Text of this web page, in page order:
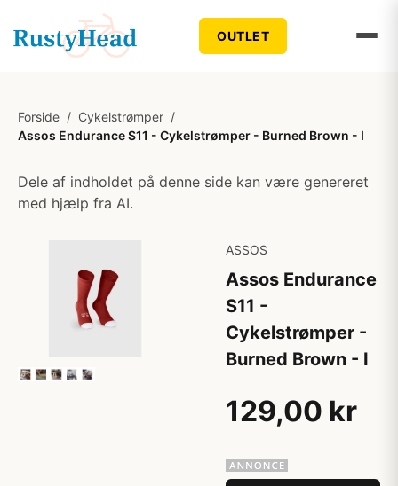
OUTLET
Forside / Cykelstrømper /
Assos Endurance S11 - Cykelstrømper - Burned Brown - I
Dele af indholdet på denne side kan være genereret
med hjælp fra AI.
ASSOS
Assos Endurance
S11 -
Cykelstrømper -
Burned Brown - I
129,00 kr